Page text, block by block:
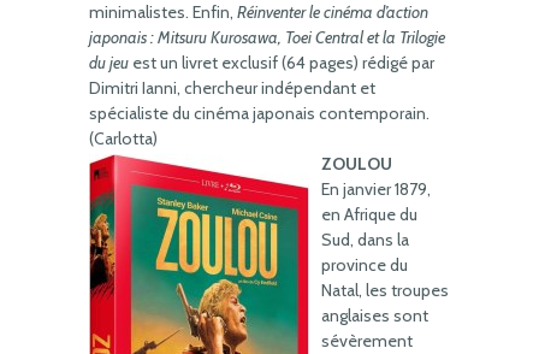
minimalistes. Enfin, Réinventer le cinéma d’action
japonais : Mitsuru Kurosawa, Toei Central et la Trilogie
du jeu est un livret exclusif (64 pages) rédigé par
Dimitri Ianni, chercheur indépendant et
spécialiste du cinéma japonais contemporain.
(Carlotta)
ZOULOU
En janvier 1879,
en Afrique du
Sud, dans la
province du
Natal, les troupes
anglaises sont
sévèrement